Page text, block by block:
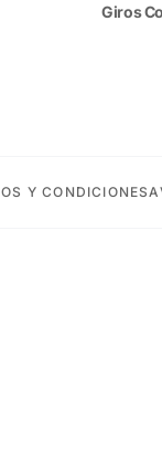
Giros
Y CONDICIONES